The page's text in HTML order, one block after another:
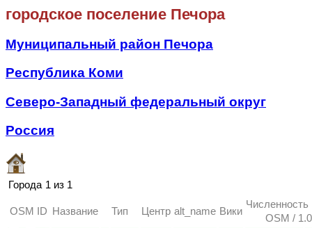
городское поселение Печора
Муниципальный район Печора
Республика Коми
Северо-Западный федеральный округ
Россия
Города 1 из 1
OSM ID Название Тип Центр alt_name Вики
Численность
OSM /